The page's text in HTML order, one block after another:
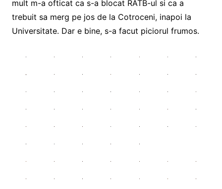
mult m-a ofticat ca s-a blocat RATB-ul si ca a
trebuit sa merg pe jos de la Cotroceni, inapoi la
Universitate. Dar e bine, s-a facut piciorul frumos.